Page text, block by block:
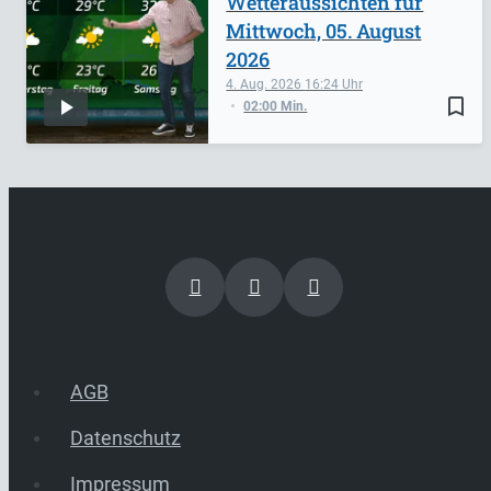
bookmark_border
4. Aug. 2026 16:24
02:00 Min.
Mittwoch, 05. August
2026
AGB
Datenschutz
Impressum